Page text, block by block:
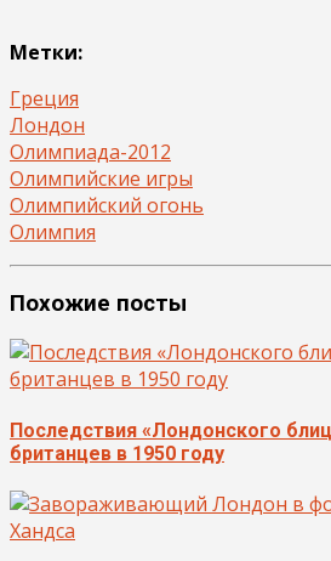
Метки:
Греция
Лондон
Олимпиада-2012
Олимпийские игры
Олимпийский огонь
Олимпия
Похожие посты
Последствия «Лондонского
британцев в 1950 году